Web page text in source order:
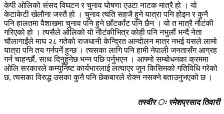
केपी ओलिको संसद विघटन र चुनाव घोषणा एउटा नाटक मात्रै हो । यो
केटाकेटी खेलौना जस्तै हो । चुनाव त्यति सहजै हुने यात्रा पनि होइन र कुनै
पनि हालतमा वैशाखमा चुनाव पनि हुने छाँटकाँट पनि छैन । यो त मात्रै नौटंकी
गरिएको हो । त्यसैले ओलिको यो नौटंकीभित्र कोही पनि नभुलौं भन्दै नेता
चौलागाईंले माघ २८ गतेको राजधानी केन्द्रित आन्दोलन मात्र नभई यसले लामो
यात्रा पनि तय गर्नपर्ने हुन्छ । त्यसका लागि पनि हामी नेपाली जनतासँग आग्रह
गर्न चाहन्छौं, साथ दिनुहुनेछ भन्न पछि पर्नुभएन । आफ्नो सम्बोधनका क्रममा
ओलि सरकारले कम्युनिष्ट कार्यभारलाई लत्याएर जुन किसिमको गतिविधि गरेको
छ, त्यसका विरुद्ध उसका कुनै पनि छेकबारले रोक्न नसक्ने बताउनुभएको छ ।
तस्वीर ः रमेशप्रसाद तिवारी